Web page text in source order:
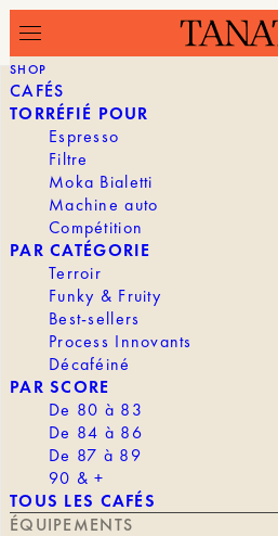
SHOP
CAFÉS
TORRÉFIÉ POUR
Espresso
Filtre
Moka Bialetti
Machine auto
Compétition
PAR CATÉGORIE
Terroir
Funky & Fruity
Best-sellers
Process Innovants
Décaféiné
PAR SCORE
De 80 à 83
De 84 à 86
De 87 à 89
90 & +
TOUS LES CAFÉS
ÉQUIPEMENTS